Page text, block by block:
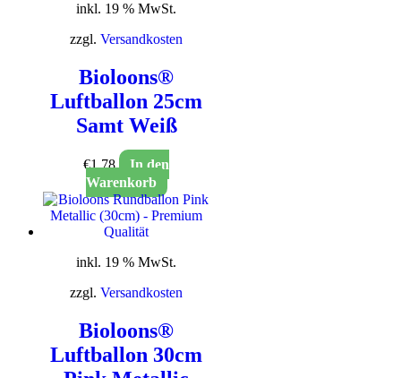
inkl. 19 % MwSt.
zzgl. Versandkosten
Bioloons®
Luftballon 25cm
Samt Weiß
€1,78
In den
Warenkorb
inkl. 19 % MwSt.
zzgl. Versandkosten
Bioloons®
Luftballon 30cm